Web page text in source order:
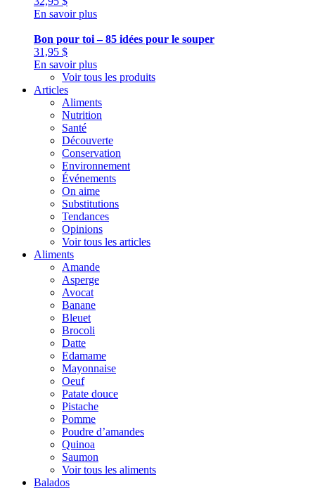
En savoir plus
Bon pour toi – 85 idées pour le souper
31,95 $
En savoir plus
Voir tous les produits
Articles
Aliments
Nutrition
Santé
Découverte
Conservation
Environnement
Événements
On aime
Substitutions
Tendances
Opinions
Voir tous les articles
Aliments
Amande
Asperge
Avocat
Banane
Bleuet
Brocoli
Datte
Edamame
Mayonnaise
Oeuf
Patate douce
Pistache
Pomme
Poudre d’amandes
Quinoa
Saumon
Voir tous les aliments
Balados